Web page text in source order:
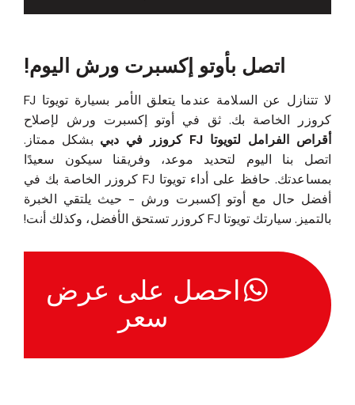
اتصل بأوتو إكسبرت ورش اليوم!
لا تتنازل عن السلامة عندما يتعلق الأمر بسيارة تويوتا FJ
كروزر الخاصة بك. ثق في أوتو إكسبرت ورش لإصلاح
أقراص الفرامل لتويوتا FJ كروزر في دبي
بشكل ممتاز.
اتصل بنا اليوم لتحديد موعد، وفريقنا سيكون سعيدًا
بمساعدتك. حافظ على أداء تويوتا FJ كروزر الخاصة بك في
أفضل حال مع أوتو إكسبرت ورش - حيث يلتقي الخبرة
بالتميز. سيارتك تويوتا FJ كروزر تستحق الأفضل، وكذلك أنت!
احصل على عرض
سعر